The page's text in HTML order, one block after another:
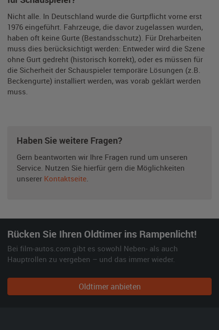
Nicht alle. In Deutschland wurde die Gurtpflicht vorne erst
1976 eingeführt. Fahrzeuge, die davor zugelassen wurden,
haben oft keine Gurte (Bestandsschutz). Für Dreharbeiten
muss dies berücksichtigt werden: Entweder wird die Szene
ohne Gurt gedreht (historisch korrekt), oder es müssen für
die Sicherheit der Schauspieler temporäre Lösungen (z.B.
Beckengurte) installiert werden, was vorab geklärt werden
muss.
Haben Sie weitere Fragen?
Gern beantworten wir Ihre Fragen rund um unseren
Service. Nutzen Sie hierfür gern die Möglichkeiten
unserer Kontaktseite.
Rücken Sie Ihren Oldtimer ins Rampenlicht!
Bei film-autos.com gibt es sowohl Neben- als auch
Hauptrollen zu vergeben – und das immer wieder.
Oldtimer anbieten